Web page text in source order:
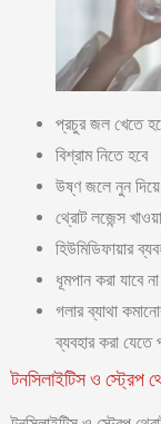
প্রচুর জল খেতে
বিশ্রাম নিতে হবে
উষ্ণ জলে নুন দিয়ে
থ্রোট লজেন্স
হিউমিডিফায়ার
ধূমপান করা যাবে
গলার ব্যাথা
ব্যবহার করা যেতে
টনসিলাইটিস ও স্ট্রেপ